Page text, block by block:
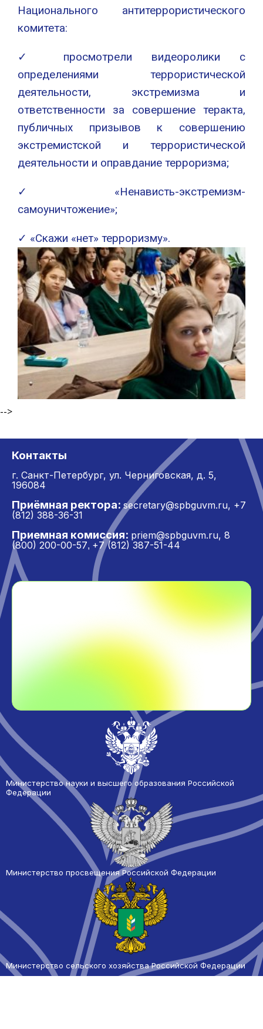
Национального антитеррористического
комитета:
✓ просмотрели видеоролики с
определениями террористической
деятельности, экстремизма и
ответственности за совершение теракта,
публичных призывов к совершению
экстремистской и террористической
деятельности и оправдание терроризма;
✓ «Ненависть-экстремизм-
самоуничтожение»;
✓ «Скажи «нет» терроризму».
-->
Контакты
г. Санкт-Петербург, ул. Черниговская, д. 5,
196084
Приёмная ректора: secretary@spbguvm.ru, +7
(812) 388-36-31
Приемная комиссия: priem@spbguvm.ru, 8
(800) 200-00-57, +7 (812) 387-51-44
Министерство науки и высшего образования Российской
Федерации
Министерство просвещения Российской Федерации
Министерство сельского хозяйства Российской Федерации